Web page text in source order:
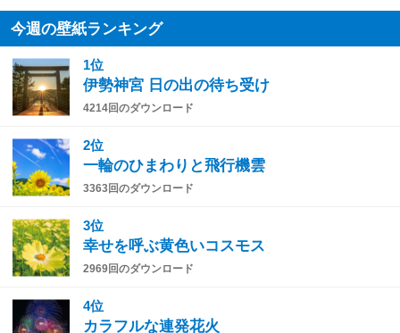
今週の壁紙ランキング
1位
伊勢神宮 日の出の待ち受け
4214回のダウンロード
2位
一輪のひまわりと飛行機雲
3363回のダウンロード
3位
幸せを呼ぶ黄色いコスモス
2969回のダウンロード
4位
カラフルな連発花火